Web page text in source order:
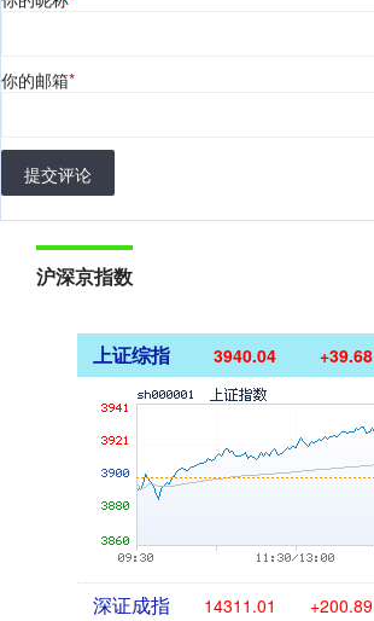
你的邮箱*
提交评论
沪深京指数
上证综指 3940.04 +39.68
深证成指 14311.01 +200.89